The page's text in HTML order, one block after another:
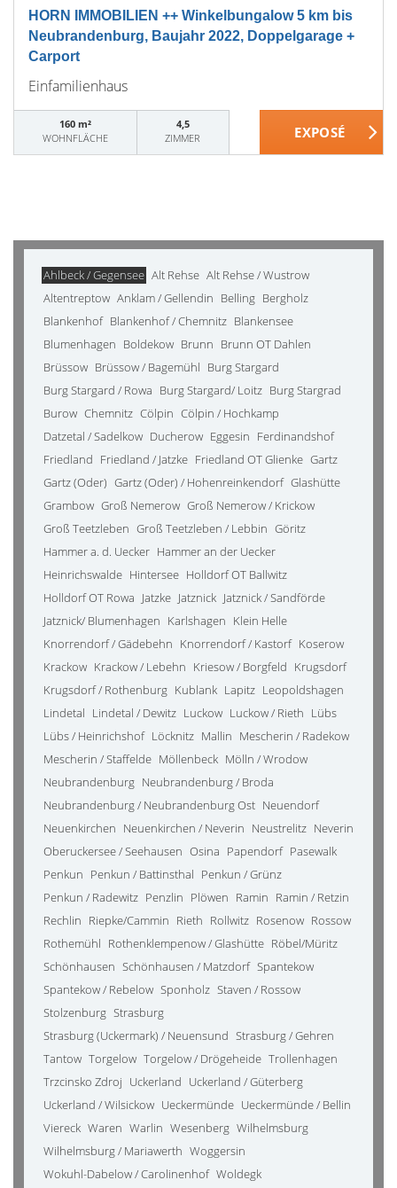
HORN IMMOBILIEN ++ Winkelbungalow 5 km bis
Neubrandenburg, Baujahr 2022, Doppelgarage +
Carport
Einfamilienhaus
160 m²
WOHNFLÄCHE
4,5
ZIMMER
Ahlbeck / Gegensee Alt Rehse Alt Rehse / Wustrow
Altentreptow Anklam / Gellendin Belling Bergholz
Blankenhof Blankenhof / Chemnitz Blankensee
Blumenhagen Boldekow Brunn Brunn OT Dahlen
Brüssow Brüssow / Bagemühl Burg Stargard
Burg Stargard / Rowa Burg Stargard/ Loitz Burg Stargrad
Burow Chemnitz Cölpin Cölpin / Hochkamp
Datzetal / Sadelkow Ducherow Eggesin Ferdinandshof
Friedland Friedland / Jatzke Friedland OT Glienke Gartz
Gartz (Oder) Gartz (Oder) / Hohenreinkendorf Glashütte
Grambow Groß Nemerow Groß Nemerow / Krickow
Groß Teetzleben Groß Teetzleben / Lebbin Göritz
Hammer a. d. Uecker Hammer an der Uecker
Heinrichswalde Hintersee Holldorf OT Ballwitz
Holldorf OT Rowa Jatzke Jatznick Jatznick / Sandförde
Jatznick/ Blumenhagen Karlshagen Klein Helle
Knorrendorf / Gädebehn Knorrendorf / Kastorf Koserow
Krackow Krackow / Lebehn Kriesow / Borgfeld Krugsdorf
Krugsdorf / Rothenburg Kublank Lapitz Leopoldshagen
Lindetal Lindetal / Dewitz Luckow Luckow / Rieth Lübs
Lübs / Heinrichshof Löcknitz Mallin Mescherin / Radekow
Mescherin / Staffelde Möllenbeck Mölln / Wrodow
Neubrandenburg Neubrandenburg / Broda
Neubrandenburg / Neubrandenburg Ost Neuendorf
Neuenkirchen Neuenkirchen / Neverin Neustrelitz Neverin
Oberuckersee / Seehausen Osina Papendorf Pasewalk
Penkun Penkun / Battinsthal Penkun / Grünz
Penkun / Radewitz Penzlin Plöwen Ramin Ramin / Retzin
Rechlin Riepke/Cammin Rieth Rollwitz Rosenow Rossow
Rothemühl Rothenklempenow / Glashütte Röbel/Müritz
Schönhausen Schönhausen / Matzdorf Spantekow
Spantekow / Rebelow Sponholz Staven / Rossow
Stolzenburg Strasburg
Strasburg (Uckermark) / Neuensund Strasburg / Gehren
Tantow Torgelow Torgelow / Drögeheide Trollenhagen
Trzcinsko Zdroj Uckerland Uckerland / Güterberg
Uckerland / Wilsickow Ueckermünde Ueckermünde / Bellin
Viereck Waren Warlin Wesenberg Wilhelmsburg
Wilhelmsburg / Mariawerth Woggersin
Wokuhl-Dabelow / Carolinenhof Woldegk